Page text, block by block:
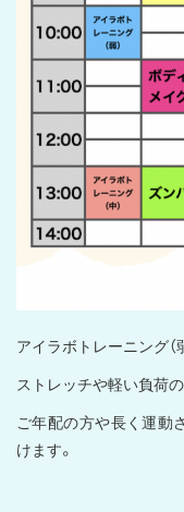
アイラボトレーニング（
ストレッチや軽い負荷
ご年配の方や長く運動
けます。